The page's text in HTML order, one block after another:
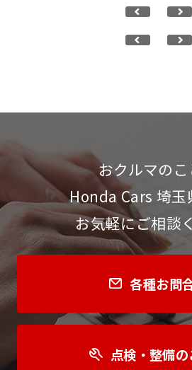
おクルマの
Honda Cars 埼玉
お気軽にご相談
各種お問
点検・整備